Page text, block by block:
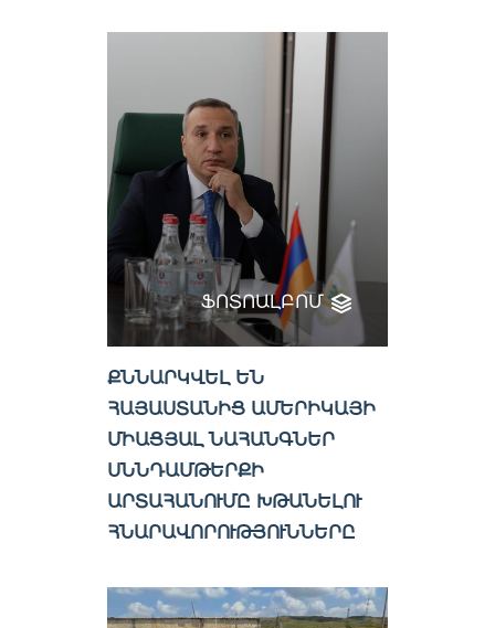
ՖՈՏՈԱԼԲՈՄ
ՔՆՆԱՐԿՎԵԼ ԵՆ
ՀԱՅԱՍՏԱՆԻՑ ԱՄԵՐԻԿԱՅԻ
ՄԻԱՑՅԱԼ ՆԱՀԱՆԳՆԵՐ
ՍՆՆԴԱՄԹԵՐՔԻ
ԱՐՏԱՀԱՆՈՒՄԸ ԽԹԱՆԵԼՈՒ
ՀՆԱՐԱՎՈՐՈՒԹՅՈՒՆՆԵՐԸ